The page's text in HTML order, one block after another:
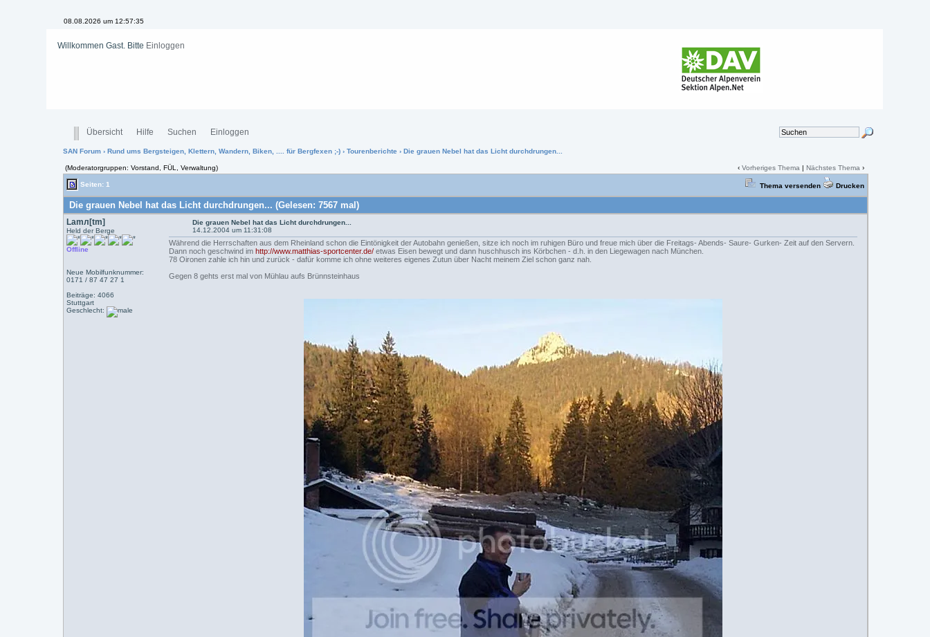
08.08.2026 um 12:57:36
Willkommen Gast. Bitte Einloggen
Übersicht Hilfe Suchen Einloggen
SAN Forum ›Rund ums Bergsteigen, Klettern, Wandern, Biken, .... für Bergfexen ;-) ›Tourenberichte › Die grauen Nebel hat das Licht durchdrungen...
(Moderatorgruppen: Vorstand, FÜL, Verwaltung) ‹Vorheriges Thema |Nächstes Thema ›
Seiten: 1 Thema versenden Drucken
Die grauen Nebel hat das Licht durchdrungen... (Gelesen: 7567 mal)
Lamл[tm]
Held der Berge
Offline
Neue Mobilfunknummer:
0171 / 87 47 27 1
Beiträge: 4066
Stuttgart
Geschlecht:
Die grauen Nebel hat das Licht durchdrungen...
14.12.2004 um 11:31:08
Während die Herrschaften aus dem Rheinland schon die Eintönigkeit der Autobahn genießen, sitze ich noch im ruhigen Büro und freue mich über die Freitags- Abends- Saure- Gurken- Zeit auf den Servern.
Dann noch geschwind imhttp://www.matthias-sportcenter.de/ etwas Eisen bewegt und dann huschhusch ins Körbchen - d.h. in den Liegewagen nach München.
78 Oironen zahle ich hin und zurück - dafür komme ich ohne weiteres eigenes Zutun über Nacht meinem Ziel schon ganz nah.
Gegen 8 gehts erst mal von Mühlau aufs Brünnsteinhaus